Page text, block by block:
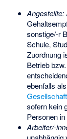
Angestellte:
sonstige/-r
Schule,
Zuordnung
Betrieb
ebenfalls
sofern kein
Personen
Arbeiter/-